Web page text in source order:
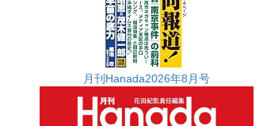
月刊Hanada2026年8月号